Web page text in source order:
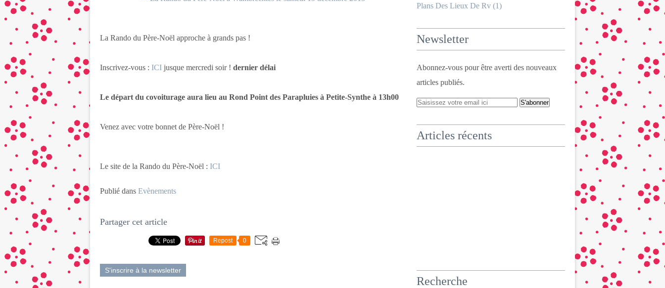
La Rando du Père-Noël approche à grands pas !
Inscrivez-vous : ICI jusque mercredi soir ! dernier délai
Le départ du covoiturage aura lieu au Rond Point des Parapluies à Petite-Synthe à 13h00
Venez avec votre bonnet de Père-Noël !
Le site de la Rando du Père-Noël : ICI
Publié dans Evènements
Partager cet article
Repost 0
S'inscrire à la newsletter
Plans Des Lieux De Rv (1)
Newsletter
Abonnez-vous pour être averti des nouveaux
articles publiés.
Articles récents
Recherche